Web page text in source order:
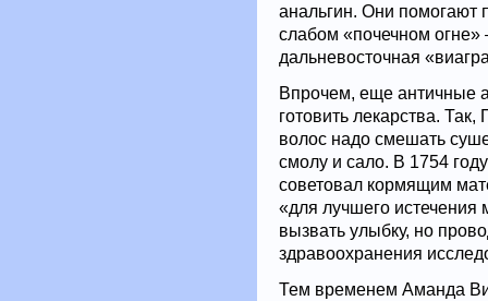
анальгин. Они помогают
слабом «почечном
дальневосточная
Впрочем, еще античные
готовить лекарства.
волос надо смешать
смолу и сало. В 1754
советовал кормящим
«для лучшего истечения
вызвать улыбку, но
здравоохранения
Тем временем Аманда